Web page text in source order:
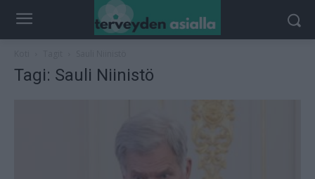
Tagi: Sauli Niinistö